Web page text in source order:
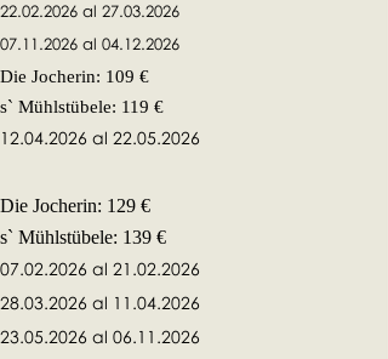
22.02.2026 al 27.03.2026
07.11.2026 al 04.12.2026
Die Jocherin: 109 €
s` Mühlstübele: 119 €
12.04.2026 al 22.05.2026
Die Jocherin: 129 €
s` Mühlstübele: 139 €
07.02.2026 al 21.02.2026
28.03.2026 al 11.04.2026
​23.05.2026 al 06.11.2026